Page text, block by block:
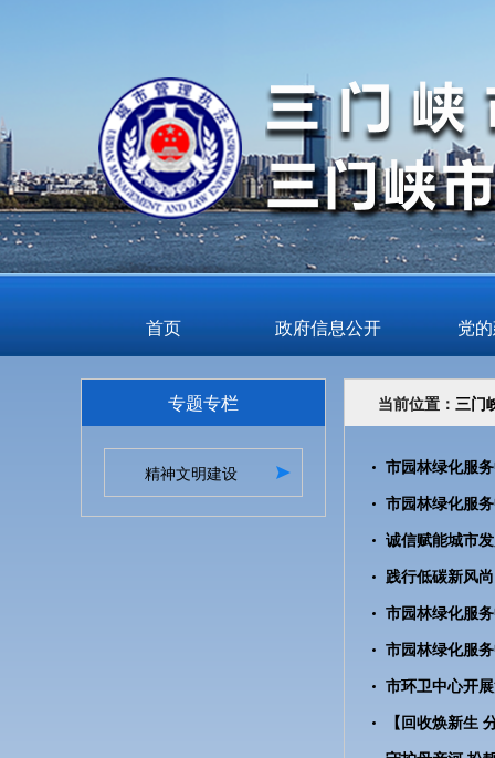
首页 政府信息公开 党
专题专栏
精神文明建设
当前位置： 三门
市园林绿化服
市环卫中心开